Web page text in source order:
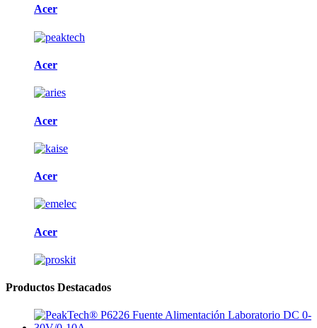
Acer
Acer
Acer
Acer
Acer
Productos Destacados